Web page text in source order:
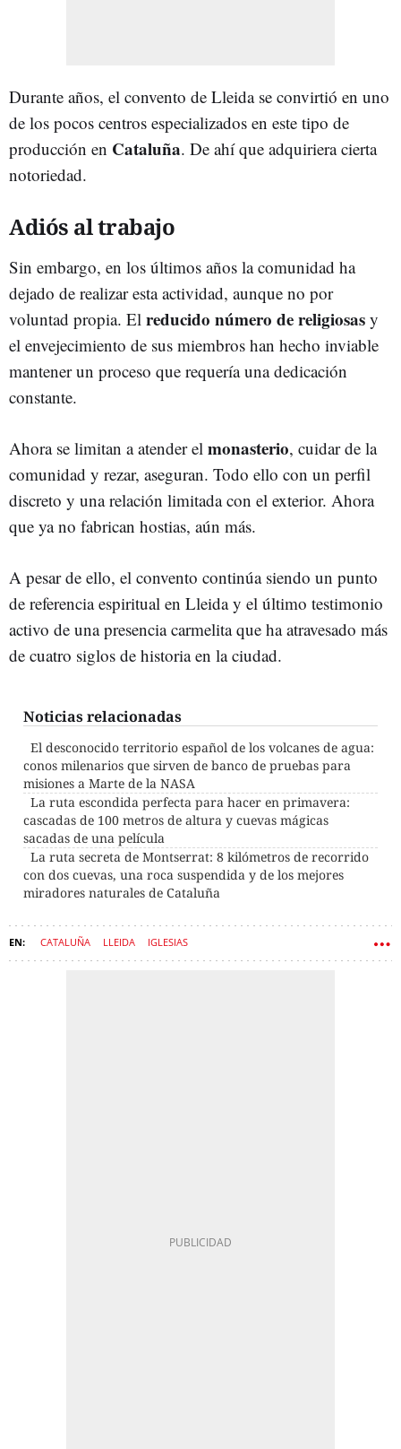
Durante años, el convento de Lleida se convirtió en uno
de los pocos centros especializados en este tipo de
producción en Cataluña. De ahí que adquiriera cierta
notoriedad.
Adiós al trabajo
Sin embargo, en los últimos años la comunidad ha
dejado de realizar esta actividad, aunque no por
voluntad propia. El reducido número de religiosas y
el envejecimiento de sus miembros han hecho inviable
mantener un proceso que requería una dedicación
constante.
Ahora se limitan a atender el monasterio, cuidar de la
comunidad y rezar, aseguran. Todo ello con un perfil
discreto y una relación limitada con el exterior. Ahora
que ya no fabrican hostias, aún más.
A pesar de ello, el convento continúa siendo un punto
de referencia espiritual en Lleida y el último testimonio
activo de una presencia carmelita que ha atravesado más
de cuatro siglos de historia en la ciudad.
Noticias relacionadas
El desconocido territorio español de los volcanes de agua:
conos milenarios que sirven de banco de pruebas para
misiones a Marte de la NASA
La ruta escondida perfecta para hacer en primavera:
cascadas de 100 metros de altura y cuevas mágicas
sacadas de una película
La ruta secreta de Montserrat: 8 kilómetros de recorrido
con dos cuevas, una roca suspendida y de los mejores
miradores naturales de Cataluña
CATALUÑA LLEIDA IGLESIAS